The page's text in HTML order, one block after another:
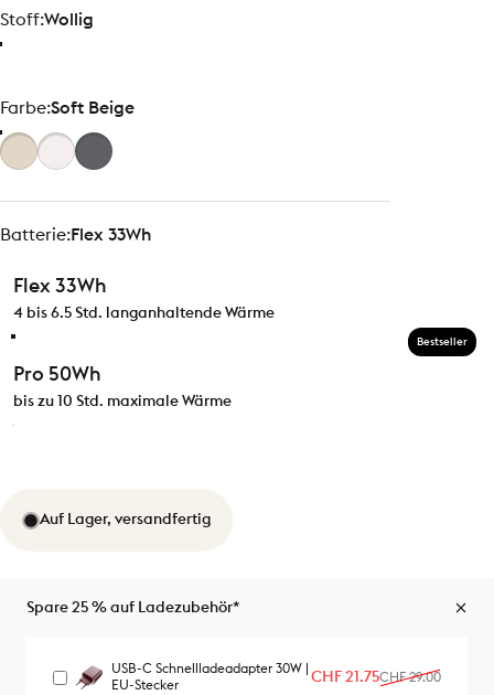
Stoff
Stoff:Wollig
Farbe
Farbe:Soft Beige
Batterie
Batterie:Flex 33Wh
Flex 33Wh
4 bis 6.5 Std. langanhaltende Wärme
Pro 50Wh
bis zu 10 Std. maximale Wärme
Bestseller
Auf Lager, versandfertig
Spare 25 % auf Ladezubehör*
USB-C Schnellladeadapter 30W |
EU-Stecker
Verkaufspreis
CHF 21.75
Normaler Preis
CHF 29.00